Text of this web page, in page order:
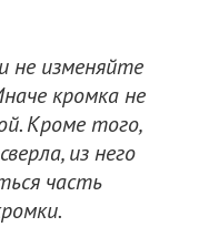
не изменяйте
кромка не
Кроме того,
из него
часть